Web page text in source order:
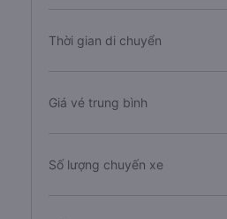
Thời gian di chuyển
Giá vé trung bình
Số lượng chuyến xe